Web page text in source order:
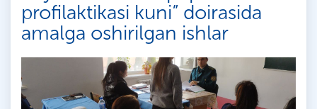
profilaktikasi kuni” doirasida
amalga oshirilgan ishlar